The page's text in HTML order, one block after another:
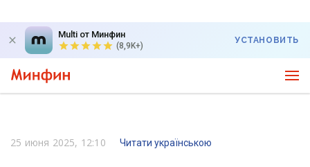
Multi от Минфин
(8,9K+)
УСТАНОВИТЬ
25 июня 2025, 12:10 Читати українською